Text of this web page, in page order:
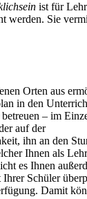
ist für
werden. Sie